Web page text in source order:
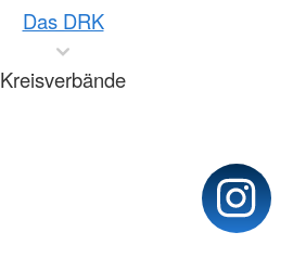
Das DRK
Kreisverbände